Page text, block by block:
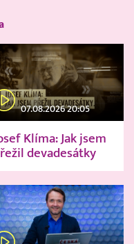
07.08.2026 20:05
Klíma: Jak jsem
devadesátky